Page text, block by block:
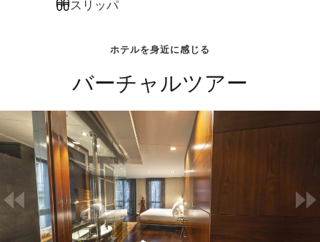
スリッパ
ホテルを身近に感じる
バーチャルツアー